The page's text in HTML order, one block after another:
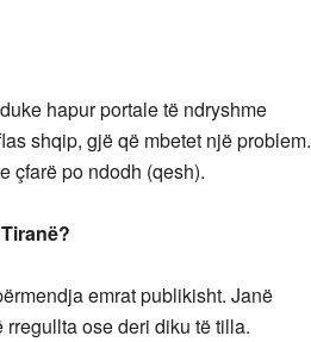
hapur portale të ndryshme
shqip, gjë që mbetet një problem.
çfarë po ndodh (qesh).
emrat publikisht. Janë
ose deri diku të tilla.